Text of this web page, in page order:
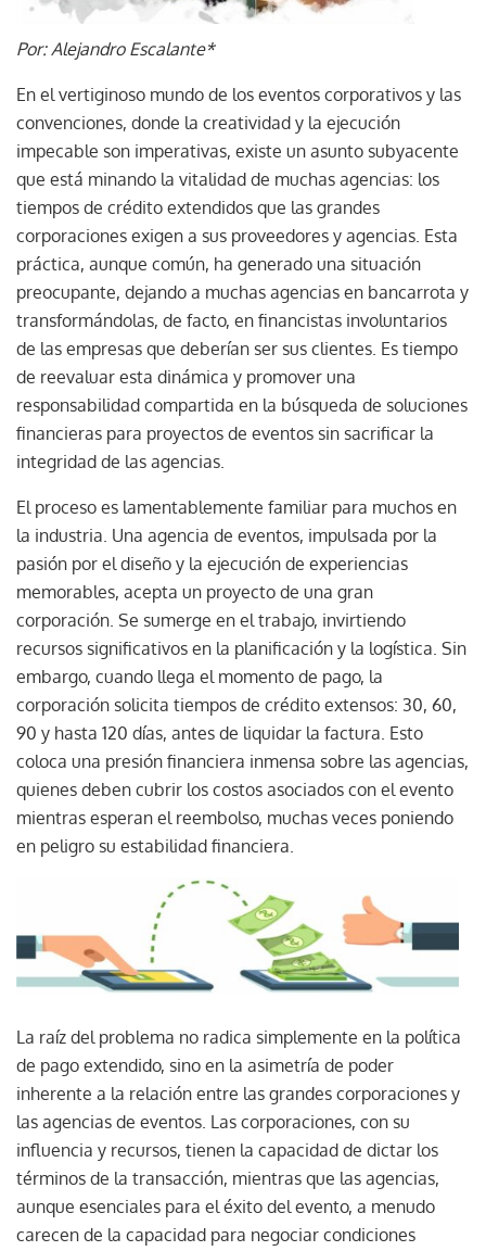
Por: Alejandro Escalante*
En el vertiginoso mundo de los eventos corporativos y las
convenciones, donde la creatividad y la ejecución
impecable son imperativas, existe un asunto subyacente
que está minando la vitalidad de muchas agencias: los
tiempos de crédito extendidos que las grandes
corporaciones exigen a sus proveedores y agencias. Esta
práctica, aunque común, ha generado una situación
preocupante, dejando a muchas agencias en bancarrota y
transformándolas, de facto, en financistas involuntarios
de las empresas que deberían ser sus clientes. Es tiempo
de reevaluar esta dinámica y promover una
responsabilidad compartida en la búsqueda de soluciones
financieras para proyectos de eventos sin sacrificar la
integridad de las agencias.
El proceso es lamentablemente familiar para muchos en
la industria. Una agencia de eventos, impulsada por la
pasión por el diseño y la ejecución de experiencias
memorables, acepta un proyecto de una gran
corporación. Se sumerge en el trabajo, invirtiendo
recursos significativos en la planificación y la logística. Sin
embargo, cuando llega el momento de pago, la
corporación solicita tiempos de crédito extensos: 30, 60,
90 y hasta 120 días, antes de liquidar la factura. Esto
coloca una presión financiera inmensa sobre las agencias,
quienes deben cubrir los costos asociados con el evento
mientras esperan el reembolso, muchas veces poniendo
en peligro su estabilidad financiera.
La raíz del problema no radica simplemente en la política
de pago extendido, sino en la asimetría de poder
inherente a la relación entre las grandes corporaciones y
las agencias de eventos. Las corporaciones, con su
influencia y recursos, tienen la capacidad de dictar los
términos de la transacción, mientras que las agencias,
aunque esenciales para el éxito del evento, a menudo
carecen de la capacidad para negociar condiciones